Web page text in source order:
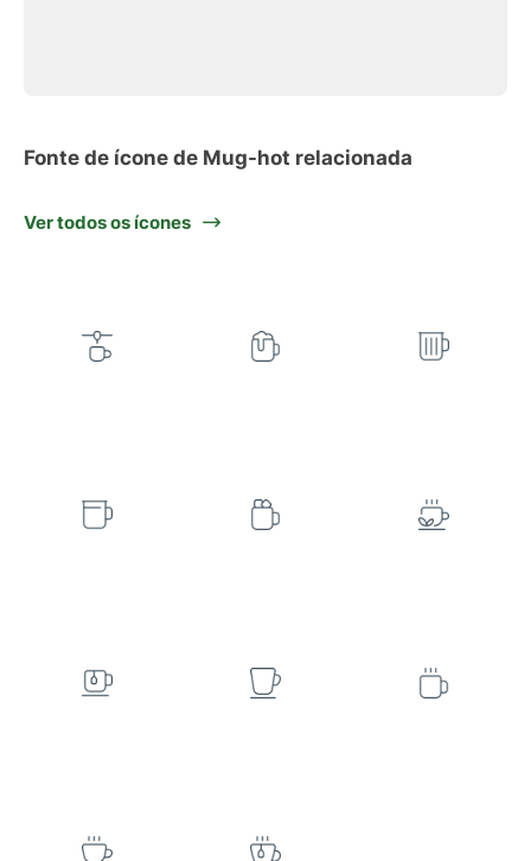
Fonte de ícone de Mug-hot relacionada
Ver todos os ícones